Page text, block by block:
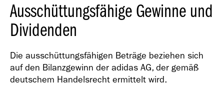
Ausschüttungsfähige Gewinne und
Dividenden
Die ausschüttungsfähigen Beträge beziehen sich
auf den Bilanzgewinn der adidas AG, der gemäß
deutschem Handelsrecht ermittelt wird.